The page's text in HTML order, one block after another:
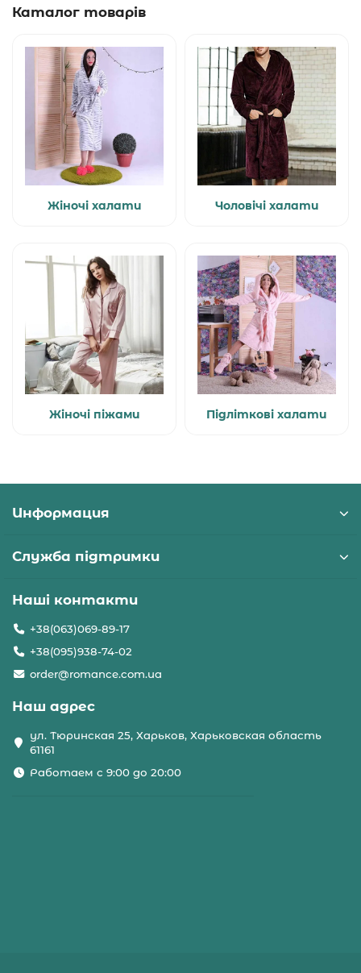
Каталог товарів
Жіночі халати Чоловічі халати
Жіночі піжами Підліткові халати
Информация
Служба підтримки
Наші контакти
+38(063)069-89-17
+38(095)938-74-02
order@romance.com.ua
Наш адрес
ул. Тюринская 25, Харьков, Харьковская область
61161
Работаем с 9:00 до 20:00